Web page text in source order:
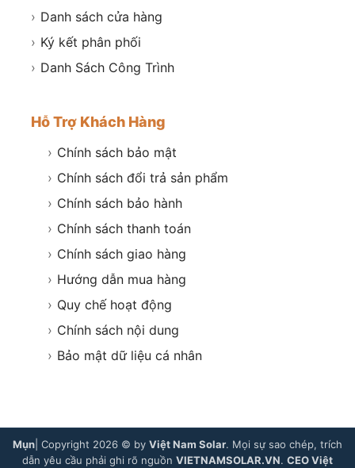
› Danh sách cửa hàng
› Ký kết phân phối
› Danh Sách Công Trình
Hỗ Trợ Khách Hàng
› Chính sách bảo mật
› Chính sách đổi trả sản phẩm
› Chính sách bảo hành
› Chính sách thanh toán
› Chính sách giao hàng
› Hướng dẫn mua hàng
› Quy chế hoạt động
› Chính sách nội dung
› Bảo mật dữ liệu cá nhân
Mụn | Copyright 2026 © by Việt Nam Solar. Mọi sự sao chép, trích
dẫn yêu cầu phải ghi rõ nguồn VIETNAMSOLAR.VN. CEO Việt